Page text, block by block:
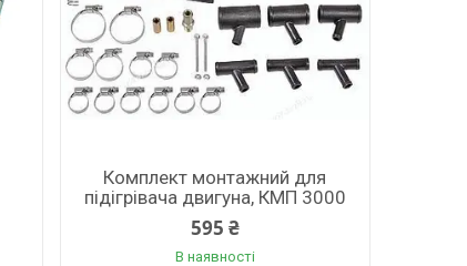
Комплект монтажний для
підігрівача двигуна, КМП 3000
595 ₴
В наявності